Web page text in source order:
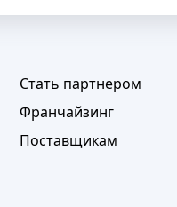
Стать партнером
Франчайзинг
Поставщикам